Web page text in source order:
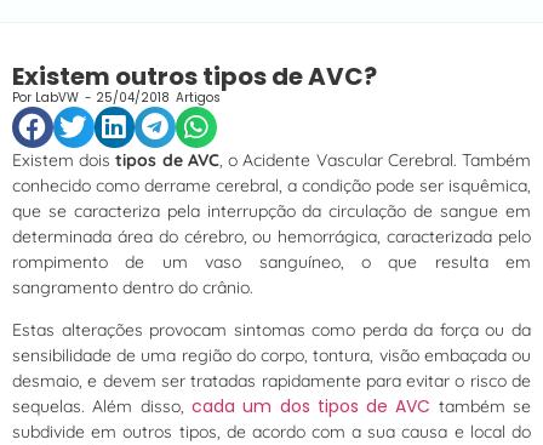
Existem outros tipos de AVC?
Por LabVW - 25/04/2018 Artigos
Existem doistipos de AVC, o Acidente Vascular Cerebral. Também
conhecido como derrame cerebral, a condição pode ser isquêmica,
que se caracteriza pela interrupção da circulação de sangue em
determinada área do cérebro, ou hemorrágica, caracterizada pelo
rompimento de um vaso sanguíneo, o que resulta em
sangramento dentro do crânio.
Estas alterações provocam sintomas como perda da força ou da
sensibilidade de uma região do corpo, tontura, visão embaçada ou
desmaio, e devem ser tratadas rapidamente para evitar o risco de
sequelas. Além disso, cada um dos tipos de AVC também se
subdivide em outros tipos, de acordo com a sua causa e local do